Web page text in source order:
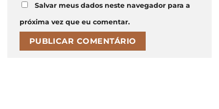
Salvar meus dados neste navegador para a
próxima vez que eu comentar.